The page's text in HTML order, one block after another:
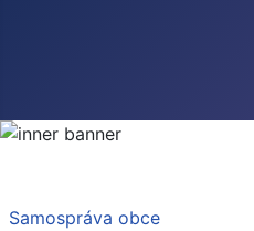
Samospráva obce